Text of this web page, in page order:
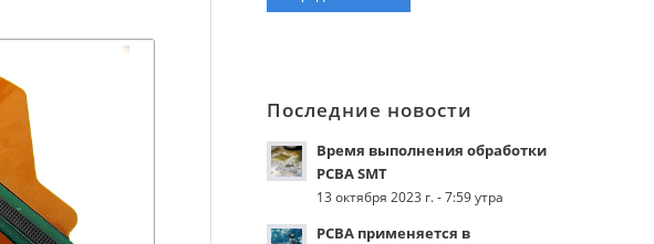
Последние новости
Время выполнения обработки
PCBA SMT
13 октября 2023 г. - 7:59 утра
PCBA применяется в